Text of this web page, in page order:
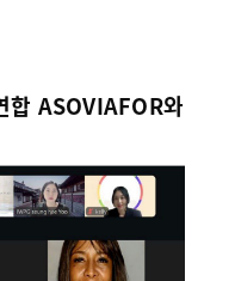
합 ASOVIAFOR와